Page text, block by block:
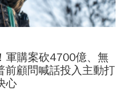
軍購案砍4700億、無
前顧問喊話投入主動打
心